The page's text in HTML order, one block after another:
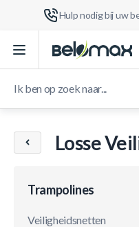
Hulp nodig bij uw
Ga naar de inhoud
Losse
Trampolines
Veiligheidsnetten